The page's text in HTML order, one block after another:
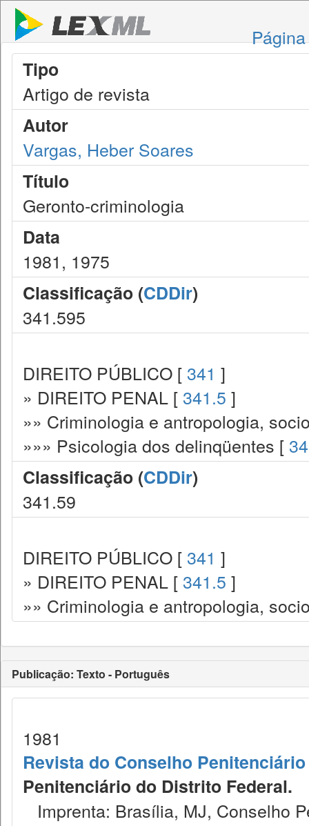
Tipo
Artigo de revista
Autor
Vargas, Heber Soares
Título
Geronto-criminologia
Data
1981, 1975
Classificação (CDDir)
341.595
DIREITO PÚBLICO [ 341 ]
» DIREITO PENAL [ 341.5 ]
»» Criminologia e antropologia,
»»» Psicologia dos delinqüentes [
Classificação (CDDir)
341.59
DIREITO PÚBLICO [ 341 ]
» DIREITO PENAL [ 341.5 ]
»» Criminologia e antropologia,
Publicação: Texto - Português
1981
Revista do Conselho
Penitenciário do Distrito Federal.
Imprenta: Brasília, MJ, Conselho